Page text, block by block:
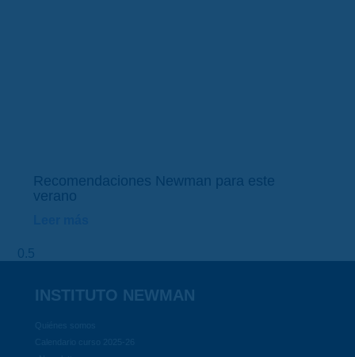
Recomendaciones Newman para este
verano
INSTITUTO NEWMAN